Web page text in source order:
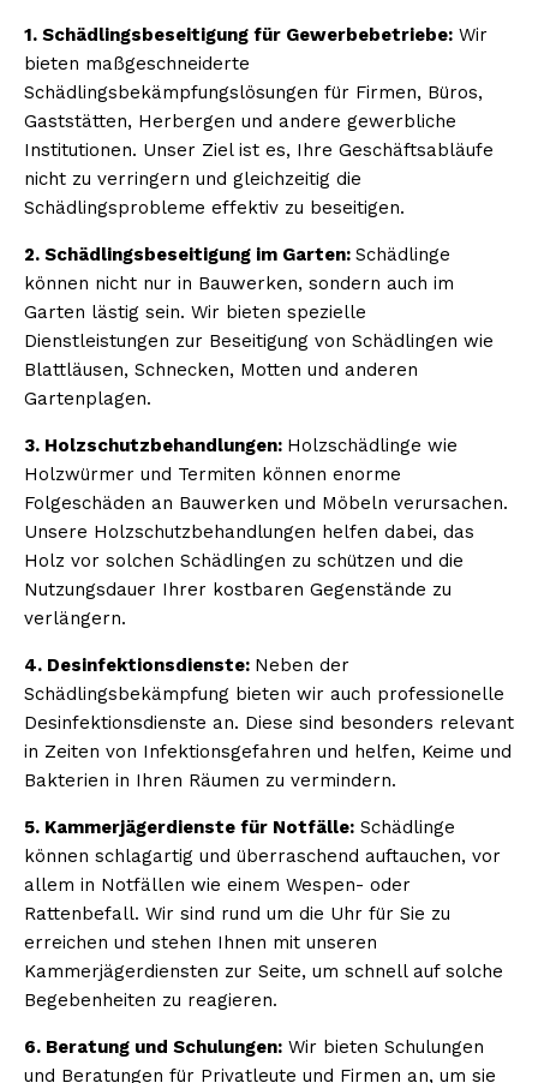
1. Schädlingsbeseitigung für Gewerbebetriebe: Wir
bieten maßgeschneiderte
Schädlingsbekämpfungslösungen für Firmen, Büros,
Gaststätten, Herbergen und andere gewerbliche
Institutionen. Unser Ziel ist es, Ihre Geschäftsabläufe
nicht zu verringern und gleichzeitig die
Schädlingsprobleme effektiv zu beseitigen.
2. Schädlingsbeseitigung im Garten: Schädlinge
können nicht nur in Bauwerken, sondern auch im
Garten lästig sein. Wir bieten spezielle
Dienstleistungen zur Beseitigung von Schädlingen wie
Blattläusen, Schnecken, Motten und anderen
Gartenplagen.
3. Holzschutzbehandlungen: Holzschädlinge wie
Holzwürmer und Termiten können enorme
Folgeschäden an Bauwerken und Möbeln verursachen.
Unsere Holzschutzbehandlungen helfen dabei, das
Holz vor solchen Schädlingen zu schützen und die
Nutzungsdauer Ihrer kostbaren Gegenstände zu
verlängern.
4. Desinfektionsdienste: Neben der
Schädlingsbekämpfung bieten wir auch professionelle
Desinfektionsdienste an. Diese sind besonders relevant
in Zeiten von Infektionsgefahren und helfen, Keime und
Bakterien in Ihren Räumen zu vermindern.
5. Kammerjägerdienste für Notfälle: Schädlinge
können schlagartig und überraschend auftauchen, vor
allem in Notfällen wie einem Wespen- oder
Rattenbefall. Wir sind rund um die Uhr für Sie zu
erreichen und stehen Ihnen mit unseren
Kammerjägerdiensten zur Seite, um schnell auf solche
Begebenheiten zu reagieren.
6. Beratung und Schulungen: Wir bieten Schulungen
und Beratungen für Privatleute und Firmen an, um sie